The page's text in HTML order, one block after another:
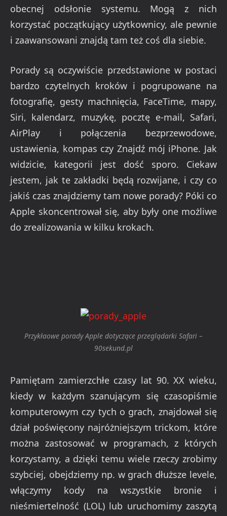
obecnej odsłonie systemu. Mogą z nich
korzystać początkujący użytkownicy, ale pewnie
i zaawansowani znajdą tam też coś dla siebie.
Porady są oczywiście przedstawione w postaci
bardzo czytelnych kroków i pogrupowane na
fotografię, gesty machnięcia, FaceTime, mapy,
Siri, kalendarz, muzykę, pocztę e-mail, Safari,
AirPlay i połączenia bezprzewodowe,
ustawienia, kompas czy Znajdź mój iPhone. Jak
widzicie, kategorii jest dość sporo. Ciekaw
jestem, jak te zakładki będą rozwijane, i czy co
jakiś czas znajdziemy tam nowe porady? Póki co
Apple skoncentrował się, aby były one możliwe
do zrealizowania w kilku krokach.
Przykłaowe porady Apple dotyczące przeglądarki Safari –
90sekund.pl
Pamiętam zamierzchłe czasy lat 90. XX wieku,
kiedy w każdym szanującym się czasopiśmie
komputerowym czy tych o grach, znajdował się
dział poświęcony najróżniejszym trickom, które
można zastosować w programach, z których
korzystamy, a dzięki temu wiele rzeczy zrobimy
szybciej, obejdziemy np. w grach dłuższe levele,
włączymy kody na wszystkie bronie i
nieśmiertelność (LOL) lub uruchomimy zaszytą